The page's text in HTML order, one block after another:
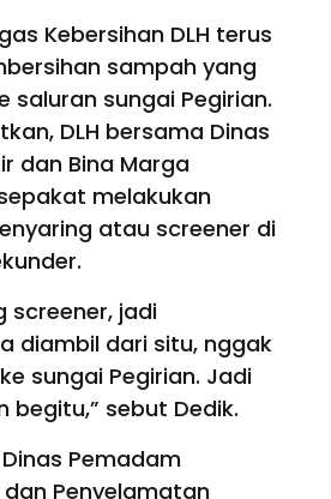
Kebersihan DLH terus
sampah yang
saluran sungai Pegirian.
DLH bersama Dinas
dan Bina Marga
melakukan
atau screener di
screener, jadi
diambil dari situ, nggak
sungai Pegirian. Jadi
begitu,” sebut Dedik.
Pemadam
Penyelamatan